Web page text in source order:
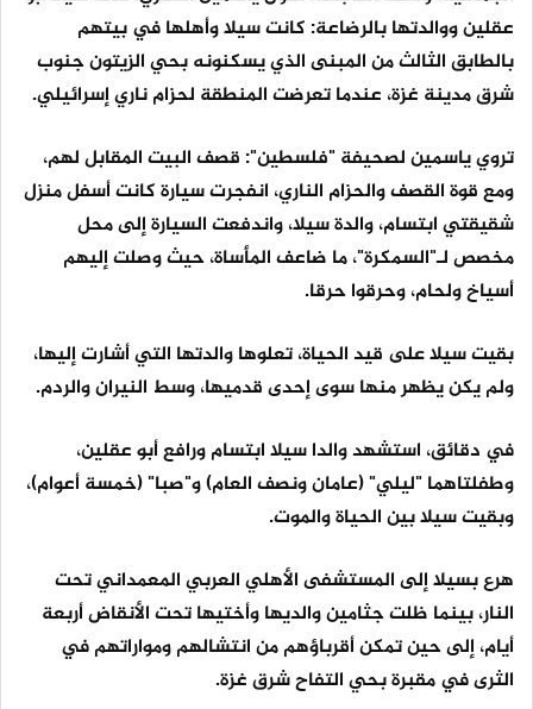
عقلين ووالدتها بالرضاعة: كانت سيلا وأهلها في بيتهم
بالطابق الثالث من المبنى الذي يسكنونه بحي الزيتون جنوب
شرق مدينة غزة، عندما تعرضت المنطقة لحزام ناري إسرائيلي.
تروي ياسمين لصحيفة "فلسطين": قصف البيت المقابل لهم،
ومع قوة القصف والحزام الناري، انفجرت سيارة كانت أسفل منزل
شقيقتي ابتسام، والدة سيلا، واندفعت السيارة إلى محل
مخصص لـ"السمكرة"، ما ضاعف المأساة، حيث وصلت إليهم
أسياخ ولحام، وحرقوا حرقا.
بقيت سيلا على قيد الحياة، تعلوها والدتها التي أشارت إليها،
ولم يكن يظهر منها سوى إحدى قدميها، وسط النيران والردم.
في دقائق، استشهد والدا سيلا ابتسام ورافع أبو عقلين،
وطفلتاهما "ليلي" (عامان ونصف العام) و"صبا" (خمسة أعوام)،
وبقيت سيلا بين الحياة والموت.
هرع بسيلا إلى المستشفى الأهلي العربي المعمداني تحت
النار، بينما ظلت جثامين والديها وأختيها تحت الأنقاض أربعة
أيام، إلى حين تمكن أقرباؤهم من انتشالهم ومواراتهم في
الثرى في مقبرة بحي التفاح شرق غزة.